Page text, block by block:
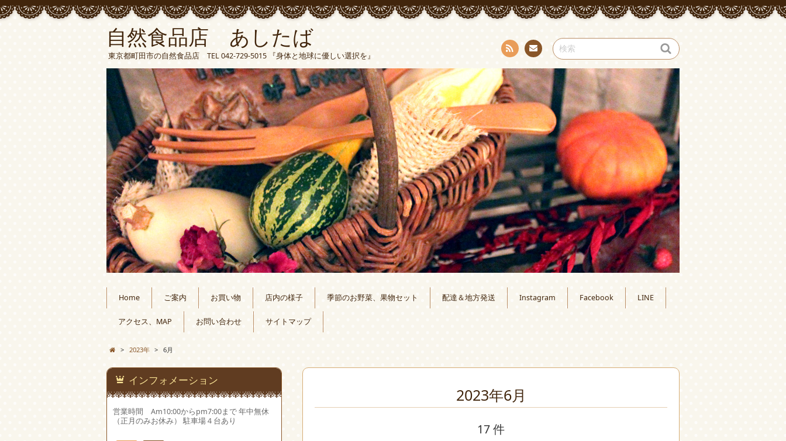
自然食品店 あしたば
東京都町田市の自然食品店 TEL 042-729-5015 『身体と地球に優しい選択を』
RSS
い合
わせ
Home ご案内 お買い物 店内の様子 季節のお野菜、果物セット 配達＆地方発送 Instagram Facebook LINE
アクセス、MAP お問い合わせ サイトマップ
> 2023年 > 6月
2023年6月
17 件
インフォメーション
営業時間 Am10:00からpm7:00まで 年中無休
（正月のみお休み） 駐車場４台あり